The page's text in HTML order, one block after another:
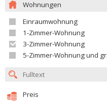
Wohnungen
Einraumwohnung
1-Zimmer-Wohnung
3-Zimmer-Wohnung
5-Zimmer-Wohnung und größer
Preis